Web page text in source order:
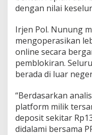
dengan nilai
Irjen Pol. Nunung
mengoperasikan
online secara
pemblokiran.
berada di luar
“Berdasarkan
platform milik
deposit sekitar
didalami bersama